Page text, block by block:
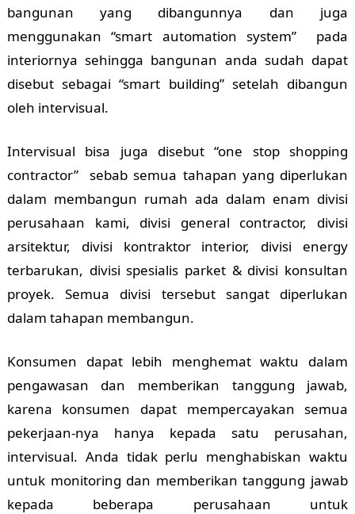
bangunan yang dibangunnya dan juga
menggunakan “smart automation system” pada
interiornya sehingga bangunan anda sudah dapat
disebut sebagai “smart building” setelah dibangun
oleh intervisual.
Intervisual bisa juga disebut “one stop shopping
contractor” sebab semua tahapan yang diperlukan
dalam membangun rumah ada dalam enam divisi
perusahaan kami, divisi general contractor, divisi
arsitektur, divisi kontraktor interior, divisi energy
terbarukan, divisi spesialis parket & divisi konsultan
proyek. Semua divisi tersebut sangat diperlukan
dalam tahapan membangun.
Konsumen dapat lebih menghemat waktu dalam
pengawasan dan memberikan tanggung jawab,
karena konsumen dapat mempercayakan semua
pekerjaan-nya hanya kepada satu perusahan,
intervisual. Anda tidak perlu menghabiskan waktu
untuk monitoring dan memberikan tanggung jawab
kepada beberapa perusahaan untuk